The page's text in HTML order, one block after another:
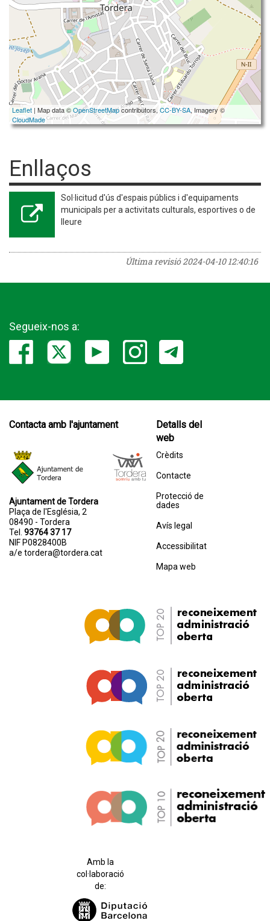
Leaflet | Map data ©OpenStreetMapcontributors, CC-BY-SA, Imagery ©
CloudMade
Enllaços
Sol·licitud d'ús d'espais públics i d'equipaments
municipals per a activitats culturals, esportives o de
lleure
Última revisió2024-04-10 12:40:16
Segueix-nos a:
Contacta amb l'ajuntament
Ajuntament de Tordera
Plaça de l'Església, 2
08490 - Tordera
Tel. 93764 37 17
NIF P0828400B
a/e tordera@tordera.cat
Detalls del
web
Crèdits
Contacte
Protecció de
dades
Avís legal
Accessibilitat
Mapa web
Amb la
col·laboració
de: